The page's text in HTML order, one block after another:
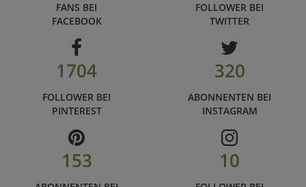
FANS BEI
FACEBOOK
FOLLOWER BEI
TWITTER
1704
FOLLOWER BEI
PINTEREST
320
ABONNENTEN BEI
INSTAGRAM
153 10